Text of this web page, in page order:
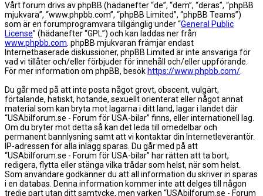
Vårt forum drivs av phpBB (hädanefter “de”, “dem”, “deras”, “phpBB
mjukvara”, “www.phpbb.com”, “phpBB Limited”, “phpBB Teams”)
som är en forumprogramvara tillgänglig under “General Public
License” (hädanefter “GPL”) och kan laddas ner från
www.phpbb.com. phpBB mjukvaran främjar endast
Internetbaserade diskussioner, phpBB Limited är inte ansvariga för
vad vi tillåter och/eller förbjuder för innehåll och/eller uppförande.
För mer information om phpBB, besök https://www.phpbb.com/.
Du går med på att inte posta något grovt, obscent, vulgärt,
förtalande, hatiskt, hotande, sexuellt orienterat eller något annat
material som kan bryta mot lagarna i ditt land, lagar i landet där
“USAbilforum.se - Forum för USA-bilar” finns, eller internationell lag.
Om du bryter mot detta så kan det leda till omedelbar och
permanent bannlysning samt att vi kontaktar din Internetleverantör.
IP-adressen för alla inlägg sparas. Du går med på att
“USAbilforum.se - Forum för USA-bilar” har rätten att ta bort,
redigera, flytta eller stänga vilka trådar som helst, när som helst.
Som användare godkänner du att all information du skriver in sparas
i en databas. Denna information kommer inte att delges till någon
tredje part utan ditt samtycke, men varken “USAbilforum.se - Forum